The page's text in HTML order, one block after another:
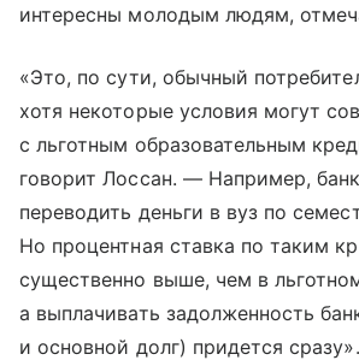
интересны молодым людям,
«Это, по сути, обычный
хотя некоторые условия могут
с льготным образовательным
говорит Лоссан. — Например,
переводить деньги в вуз по
Но процентная ставка по таким
существенно выше, чем в
а выплачивать задолженность
и основной долг) придется сразу».